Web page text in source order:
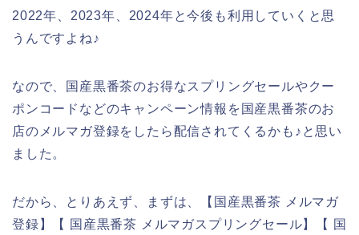
2022年、2023年、2024年と今後も利用していくと思
うんですよね♪
なので、国産黒番茶のお得なスプリングセールやクー
ポンコードなどのキャンペーン情報を国産黒番茶のお
店のメルマガ登録をしたら配信されてくるかも♪と思い
ました。
だから、とりあえず、まずは、【国産黒番茶 メルマガ
登録】【 国産黒番茶 メルマガスプリングセール】【 国